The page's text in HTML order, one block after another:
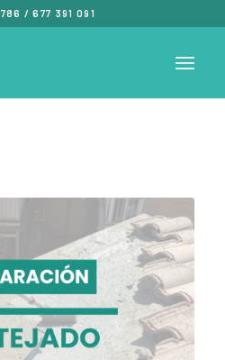
/677 391 091